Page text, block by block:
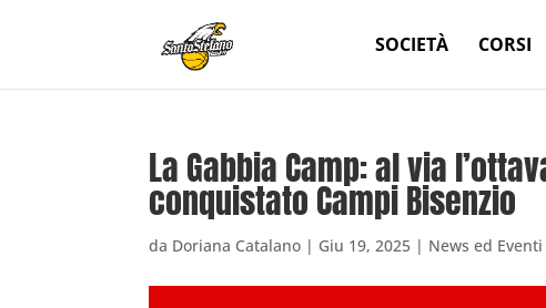
SOCIETÀ CORSI
La Gabbia Camp: al via
conquistato Campi Bisenzio
da Doriana Catalano | Giu 19, 2025 | News ed Eventi